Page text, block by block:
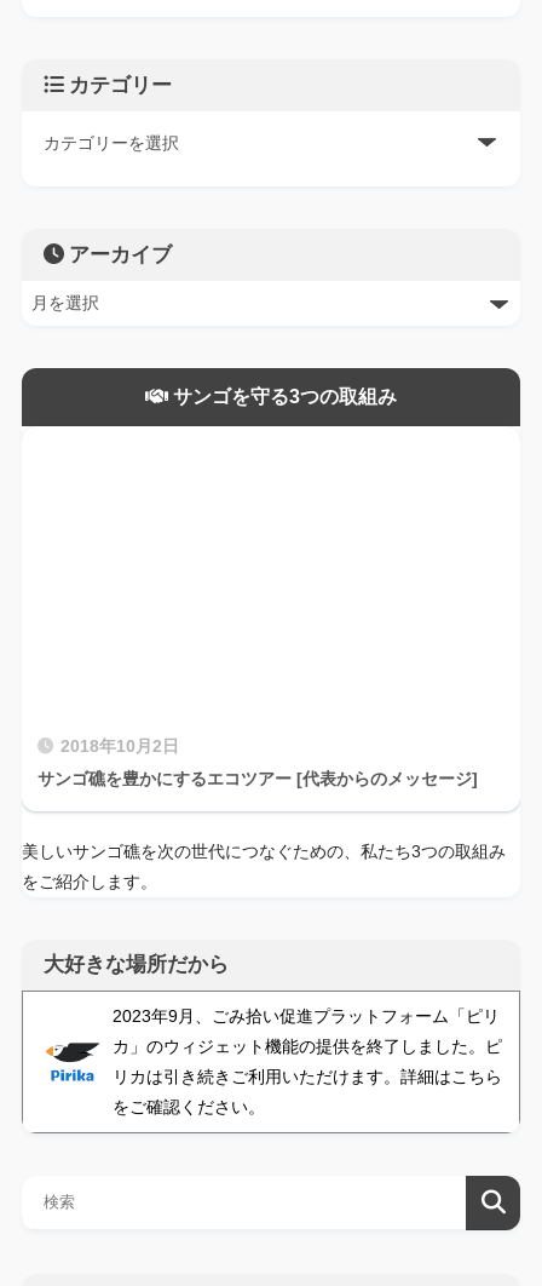
カテゴリー
アーカイブ
サンゴを守る3つの取組み
2018年10月2日
サンゴ礁を豊かにするエコツアー [代表からのメッセージ]
美しいサンゴ礁を次の世代につなぐための、私たち3つの取組み
をご紹介します。
大好きな場所だから
2023年9月、ごみ拾い促進プラットフォーム「ピリ
カ」のウィジェット機能の提供を終了しました。ピ
リカは引き続きご利用いただけます。詳細はこちら
をご確認ください。